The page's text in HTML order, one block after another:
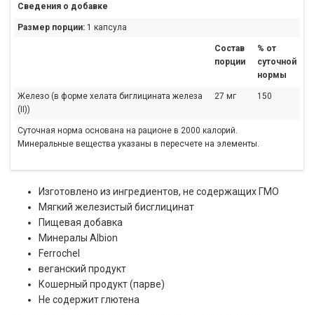
Сведения о добавке
Размер порции: 1 капсула
Состав
порции
% от
суточной
нормы
Железо (в форме хелата биглицината железа
(II))
27 мг 150
Суточная норма основана на рационе в 2000 калорий.
Минеральные вещества указаны в пересчете на элементы.
Изготовлено из ингредиентов, не содержащих ГМО
Мягкий железистый бисглицинат
Пищевая добавка
Минералы Albion
Ferrochel
веганский продукт
Кошерный продукт (парве)
Не содержит глютена